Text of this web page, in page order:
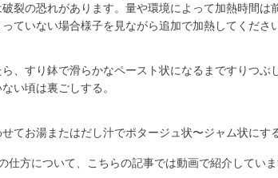
裂の恐れがあります。量や環境によって加熱時間は
ていない場合様子を見ながら追加で加熱してくださ
、すり鉢で滑らかなペースト状になるまですりつぶ
い頃は裏ごしする。
てお湯またはだし汁でポタージュ状〜ジャム状にする
仕方について、こちらの記事では動画で紹介してい